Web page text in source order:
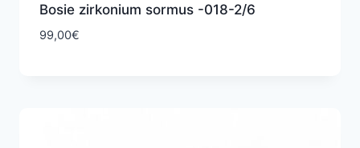
Bosie zirkonium sormus -018-2/6
99,00€